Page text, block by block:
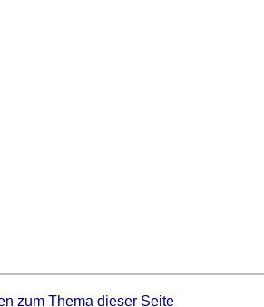
zum Thema dieser Seite